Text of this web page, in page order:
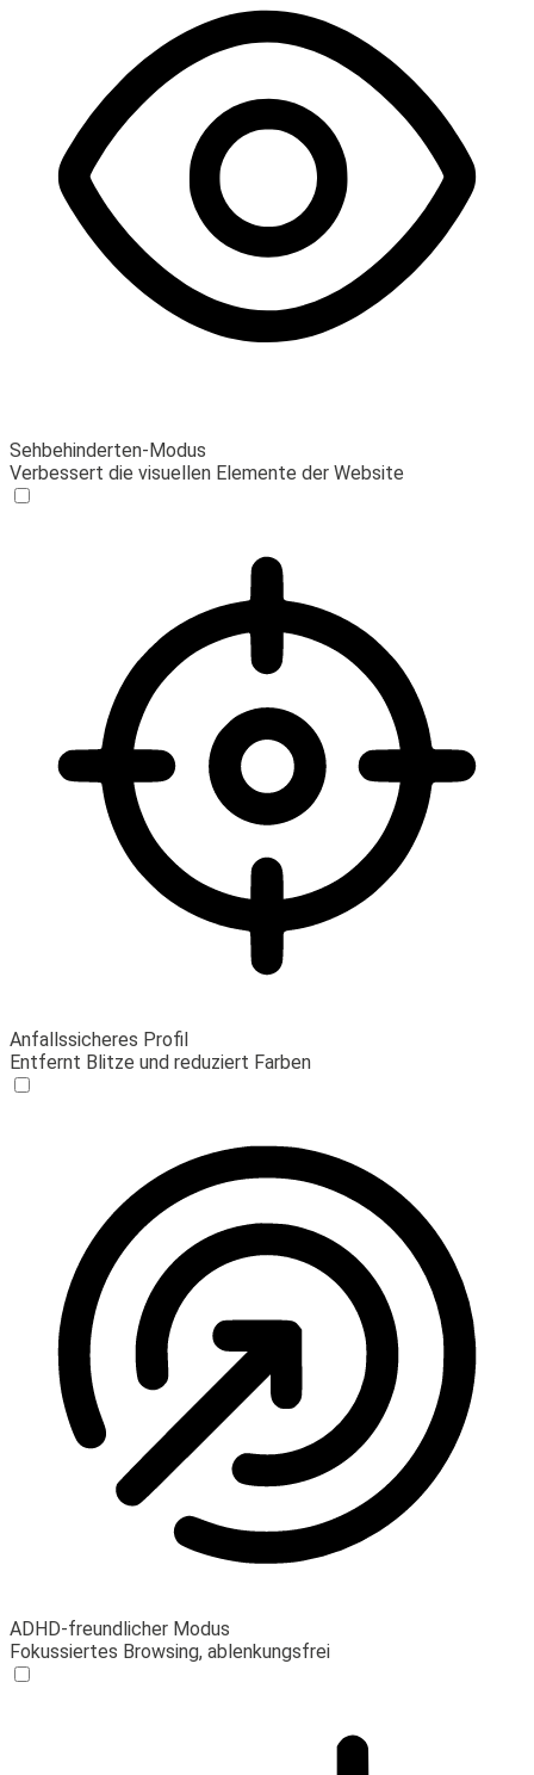
Sehbehinderten-Modus
Verbessert die visuellen Elemente der Website
Anfallssicheres Profil
Entfernt Blitze und reduziert Farben
ADHD-freundlicher Modus
Fokussiertes Browsing, ablenkungsfrei